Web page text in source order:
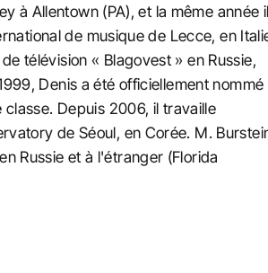
à Allentown (PA), et la même année il
de musique de Lecce, en
télévision « Blagovest » en Russie,
Denis a été officiellement nommé
Depuis 2006, il travaille
de Séoul, en Corée. M.
Russie et à l'étranger (Florida